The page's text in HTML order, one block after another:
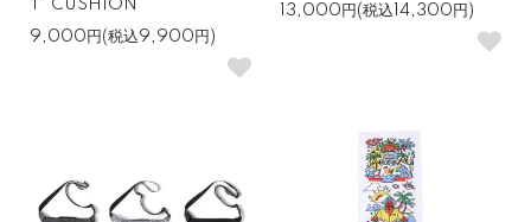
T” CUSHION
9,000円(税込9,900円)
13,000円(税込14,300円)